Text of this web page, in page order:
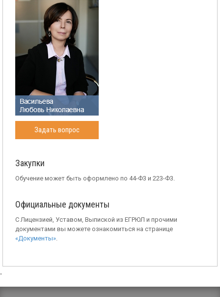
Задать вопрос
Закупки
Обучение может быть оформлено по 44-Ф3 и 223-Ф3.
Официальные документы
С Лицензией, Уставом, Выпиской из ЕГРЮЛ и прочими
документами вы можете ознакомиться на странице
«Документы».